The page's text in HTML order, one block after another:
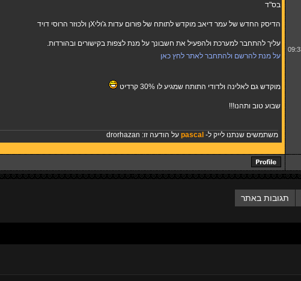
בס"ד
הדיסק החדש של עמר דיאב מוקדש לתותח של פורום עדות ג'וליXן ולכוזר הרוסי דויד
עליך להתחבר למערכת ולהפעיל את חשבונך על מנת לצפות בקישורים ובהורדות.
על מנת להרשם ולהתחבר לאתר לחץ כאן
מוקדש גם לאלינה ולדודי התותח שמגיע לו 30% קרדיט
שבוע טוב ותהנו!!!
משתמשים שנתנו לייק ל- pascal על הודעה זו: drorhazan
תגובות באתר